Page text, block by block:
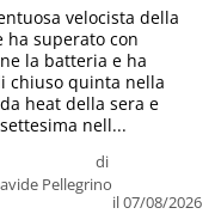
di
Pellegrino
il 07/08/2026
velocista della
ha superato con
la batteria e ha
chiuso quinta nella
heat della sera e
nell...